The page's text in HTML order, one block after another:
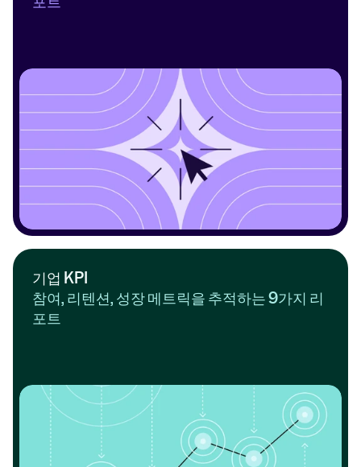
기업 KPI
참여, 리텐션, 성장 메트릭을 추적하는 9가지 리
포트